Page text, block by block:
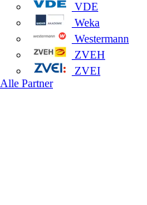
VDE
Weka
Westermann
ZVEH
ZVEI
Alle Partner